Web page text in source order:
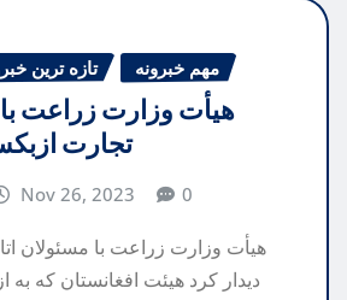
تازه ترین مهم خبرونه
هیأت وزارت زراعت
تجارت
Nov 26, 2023 0
هیأت وزارت زراعت با مسئولان
دیدار کرد هیئت افغانستان که به